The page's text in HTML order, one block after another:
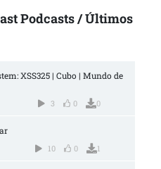
Podcasts / Últimos
XSS325 | Cubo | Mundo de
3 0 0
10 0 1